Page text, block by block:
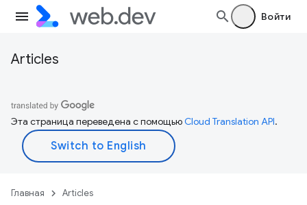
Войти
Articles
Эта страница переведена с помощьюCloud Translation API.
Главная Articles